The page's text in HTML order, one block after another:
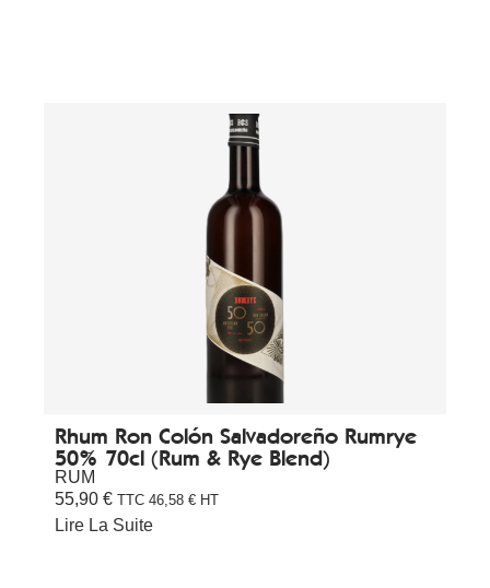
Rhum Ron Colón Salvadoreño Rumrye
50% 70cl (Rum & Rye Blend)
RUM
55,90 € TTC 46,58 € HT
Lire La Suite